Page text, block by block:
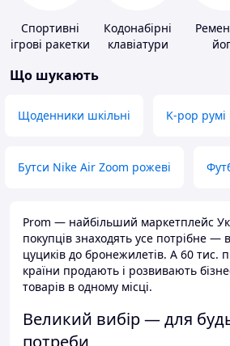
Спортивні
ігрові ракетки
Кодонабірні
клавіатури
Що шукають
Щоденники шкільні K-pop румі
Бутси Nike Air Zoom рожеві
Prom — найбільший маркетплейс
покупців знаходять усе потрібне —
цуциків до бронежилетів. А 60 тис.
країни продають і розвивають
товарів в одному місці.
Великий вибір — для